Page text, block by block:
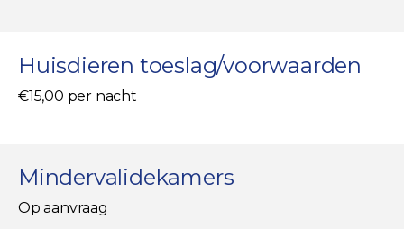
Huisdieren toeslag/voorwaarden
€15,00 per nacht
Mindervalidekamers
Op aanvraag